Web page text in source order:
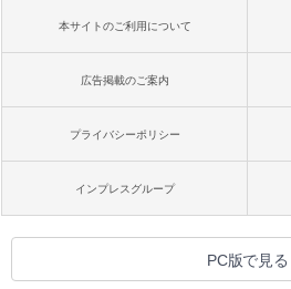
本サイトのご利用について
広告掲載のご案内
プライバシーポリシー
インプレスグループ
PC版で見る